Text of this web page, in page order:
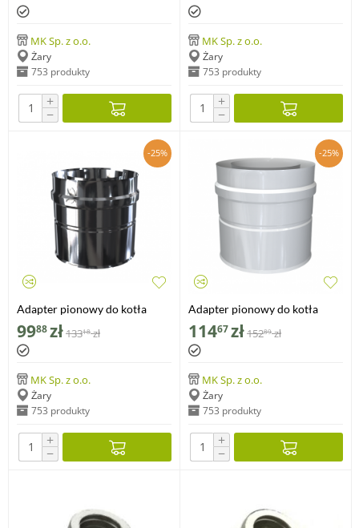
MK Sp. z o.o.
Żary
753 produkty
+
−
MK Sp. z o.o.
Żary
753 produkty
+
−
-25%
Adapter pionowy do kotła
dwuścienny MKPS Invest MK
ŻARY Ø 100/150mm
9988zł13318 zł
MK Sp. z o.o.
Żary
753 produkty
+
−
-25%
Adapter pionowy do kotła
dwuścienny MKPS Invest MK
ŻARY Ø 100/150mm biały
11467zł15289 zł
MK Sp. z o.o.
Żary
753 produkty
+
−